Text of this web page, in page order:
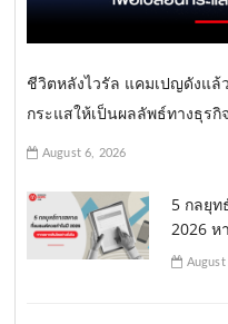
ชีวิตหลังไวรัล แคมเปญดังแล้
กระแสให้เป็นผลลัพธ์ทางธุรกิจ
August 6, 2026
5 กลยุ
2026 ห
August